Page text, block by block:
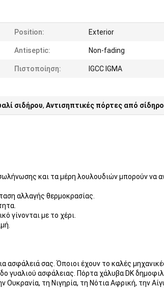
Position: Exterior
Antiseptic: Non-fading
Πιστοποίηση: IGCC IGMA
σιδήρου, Αντισηπτικές πόρτες από σίδηρο
και τα μέρη λουλουδιών μπορούν να
αλλαγής θερμοκρασίας.
γίνονται με το χέρι.
ασφάλειά σας. Όποιοι έχουν το καλές
γυαλιού ασφάλειας. Πόρτα χάλυβα DK
τη Νιγηρία, τη Νότια Αφρική, την